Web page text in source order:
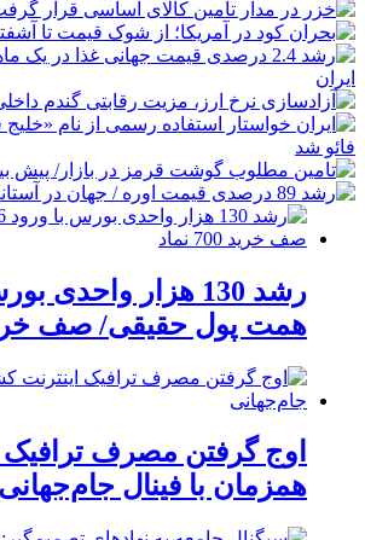
همت پول حقیقی/ صف خرید 700
اوج گرفتن مصرف ترافیک
همزمان با فینال جام‌جهانی